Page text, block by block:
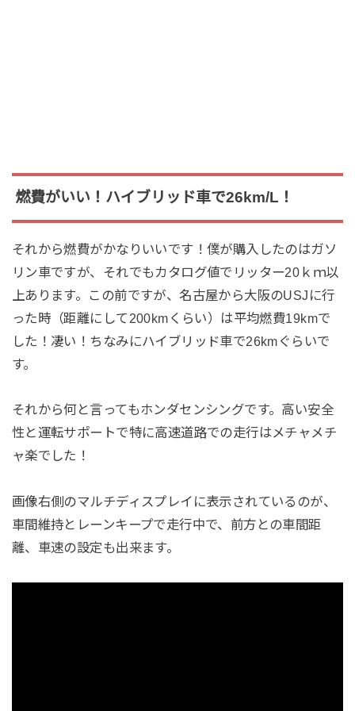
燃費がいい！ハイブリッド車で26km/L！
それから燃費がかなりいいです！僕が購入したのはガソ
リン車ですが、それでもカタログ値でリッター20ｋｍ以
上あります。この前ですが、名古屋から大阪のUSJに行
った時（距離にして200kmくらい）は平均燃費19kmで
した！凄い！ちなみにハイブリッド車で26kmぐらいで
す。
それから何と言ってもホンダセンシングです。高い安全
性と運転サポートで特に高速道路での走行はメチャメチ
ャ楽でした！
画像右側のマルチディスプレイに表示されているのが、
車間維持とレーンキープで走行中で、前方との車間距
離、車速の設定も出来ます。